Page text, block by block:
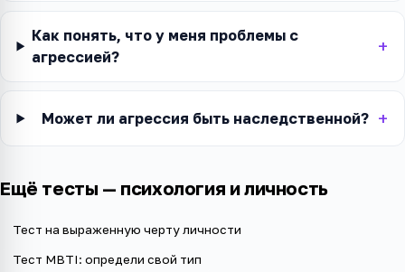
Как понять, что у меня проблемы с
агрессией?
Может ли агрессия быть наследственной?
Ещё тесты — психология и личность
Тест на выраженную черту личности
Тест MBTI: определи свой тип